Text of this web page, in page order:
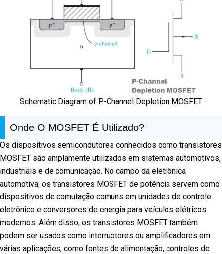
Schematic Diagram of P-Channel Depletion MOSFET
Onde O MOSFET É Utilizado?
Os dispositivos semicondutores conhecidos como transistores
MOSFET são amplamente utilizados em sistemas automotivos,
industriais e de comunicação. No campo da eletrônica
automotiva, os transistores MOSFET de potência servem como
dispositivos de comutação comuns em unidades de controle
eletrônico e conversores de energia para veículos elétricos
modernos. Além disso, os transistores MOSFET também
podem ser usados como interruptores ou amplificadores em
várias aplicações, como fontes de alimentação, controles de